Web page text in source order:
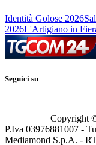
Identità Golose 2026
2026L'Artigiano in
Seguici su
Copyright
P.Iva 03976881007 -
Mediamond S.p.A. -